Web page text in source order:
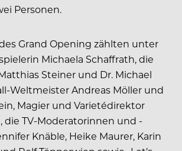
Personen.
Grand Opening zählten unter
Michaela Schaffrath, die
Steiner und Dr. Michael
Weltmeister Andreas Möller und
Magier und Varietédirektor
die TV-Moderatorinnen und -
Knäble, Heike Maurer, Karin